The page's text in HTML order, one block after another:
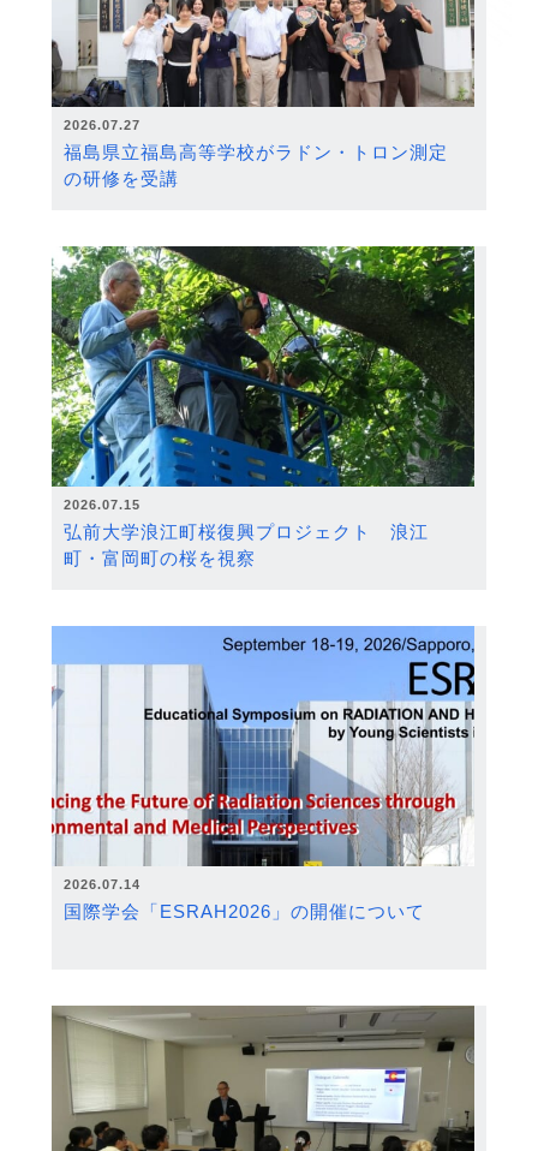
2026.07.27
福島県立福島高等学校がラドン・トロン測定
の研修を受講
2026.07.15
弘前大学浪江町桜復興プロジェクト 浪江
町・富岡町の桜を視察
2026.07.14
国際学会「ESRAH2026」の開催について